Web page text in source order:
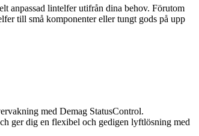
anpassad lintelfer utifrån dina behov. Förutom
till små komponenter eller tungt gods på upp
med Demag StatusControl.
ger dig en flexibel och gedigen lyftlösning med